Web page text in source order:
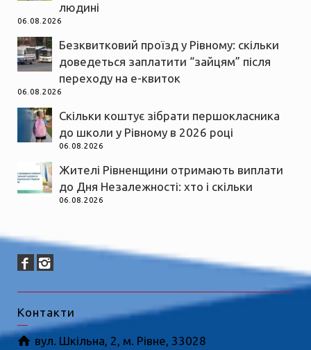
людині
06.08.2026
Безквитковий проїзд у Рівному: скільки
доведеться заплатити “зайцям” після
переходу на е-квиток
06.08.2026
Скільки коштує зібрати першокласника
до школи у Рівному в 2026 році
06.08.2026
Жителі Рівненщини отримають виплати
до Дня Незалежності: хто і скільки
06.08.2026
Контакти
вул. Шкільна, 2, м. Рівне, 33028